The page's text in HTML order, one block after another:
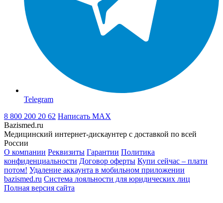
Telegram
8 800 200 20 62 Написать MAX
Bazismed.ru
Медицинский интернет-дискаунтер с доставкой по всей
России
О компании Реквизиты Гарантии Политика
конфиденциальности Договор оферты Купи сейчас – плати
потом! Удаление аккаунта в мобильном приложении
bazismed.ru Система лояльности для юридических лиц
Полная версия сайта